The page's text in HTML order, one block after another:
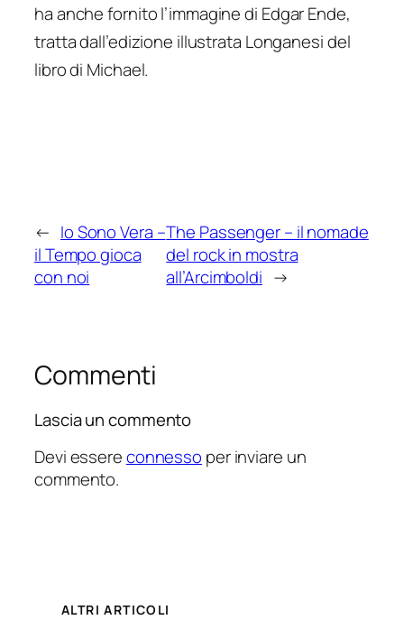
ha anche fornito l’immagine di Edgar Ende,
tratta dall’edizione illustrata Longanesi del
libro di Michael.
← Io Sono Vera –
il Tempo gioca
con noi
The Passenger – il nomade
del rock in mostra
all’Arcimboldi →
Commenti
Lascia un commento
Devi essereconnesso per inviare un
commento.
ALTRI ARTICOLI